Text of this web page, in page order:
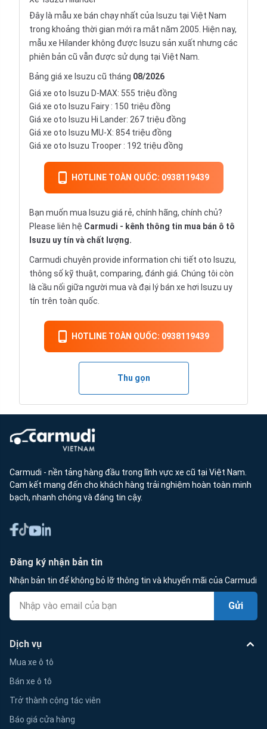
Đây là mẫu xe bán chạy nhất của Isuzu tại Việt Nam
trong khoảng thời gian mới ra mắt năm 2005. Hiện nay,
mẫu xe Hilander không được Isuzu sản xuất nhưng các
phiên bản cũ vẫn được sử dụng tại Việt Nam.
Bảng giá xe Isuzu cũ tháng 08/2026
Giá xe oto Isuzu D-MAX: 555 triệu đồng
Giá xe oto Isuzu Fairy : 150 triệu đồng
Giá xe oto Isuzu Hi Lander: 267 triệu đồng
Giá xe oto Isuzu MU-X: 854 triệu đồng
Giá xe oto Isuzu Trooper : 192 triệu đồng
HOTLINE TOÀN QUỐC: 0938119439
Bạn muốn mua Isuzu giá rẻ, chính hãng, chính chủ?
Please liên hệ Carmudi - kênh thông tin mua bán ô tô
Isuzu uy tín và chất lượng.
Carmudi chuyên provide information chi tiết oto Isuzu,
thông số kỹ thuật, comparing, đánh giá. Chúng tôi còn
là cầu nối giữa người mua và đại lý bán xe hơi Isuzu uy
tín trên toàn quốc.
HOTLINE TOÀN QUỐC: 0938119439
Thu gọn
Carmudi - nền tảng hàng đầu trong lĩnh vực xe cũ tại Việt Nam.
Cam kết mang đến cho khách hàng trải nghiệm hoàn toàn minh
bạch, nhanh chóng và đáng tin cậy.
Đăng ký nhận bản tin
Nhận bản tin để không bỏ lỡ thông tin và khuyến mãi của Carmudi
Gửi
Dịch vụ
Mua xe ô tô
Bán xe ô tô
Trở thành cộng tác viên
Báo giá cửa hàng